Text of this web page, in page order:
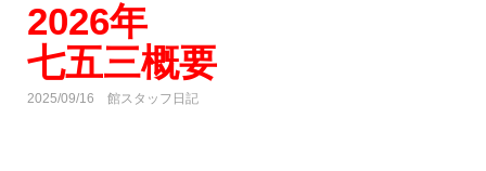
2026年
七五三概要
2025/09/16 館スタッフ日記